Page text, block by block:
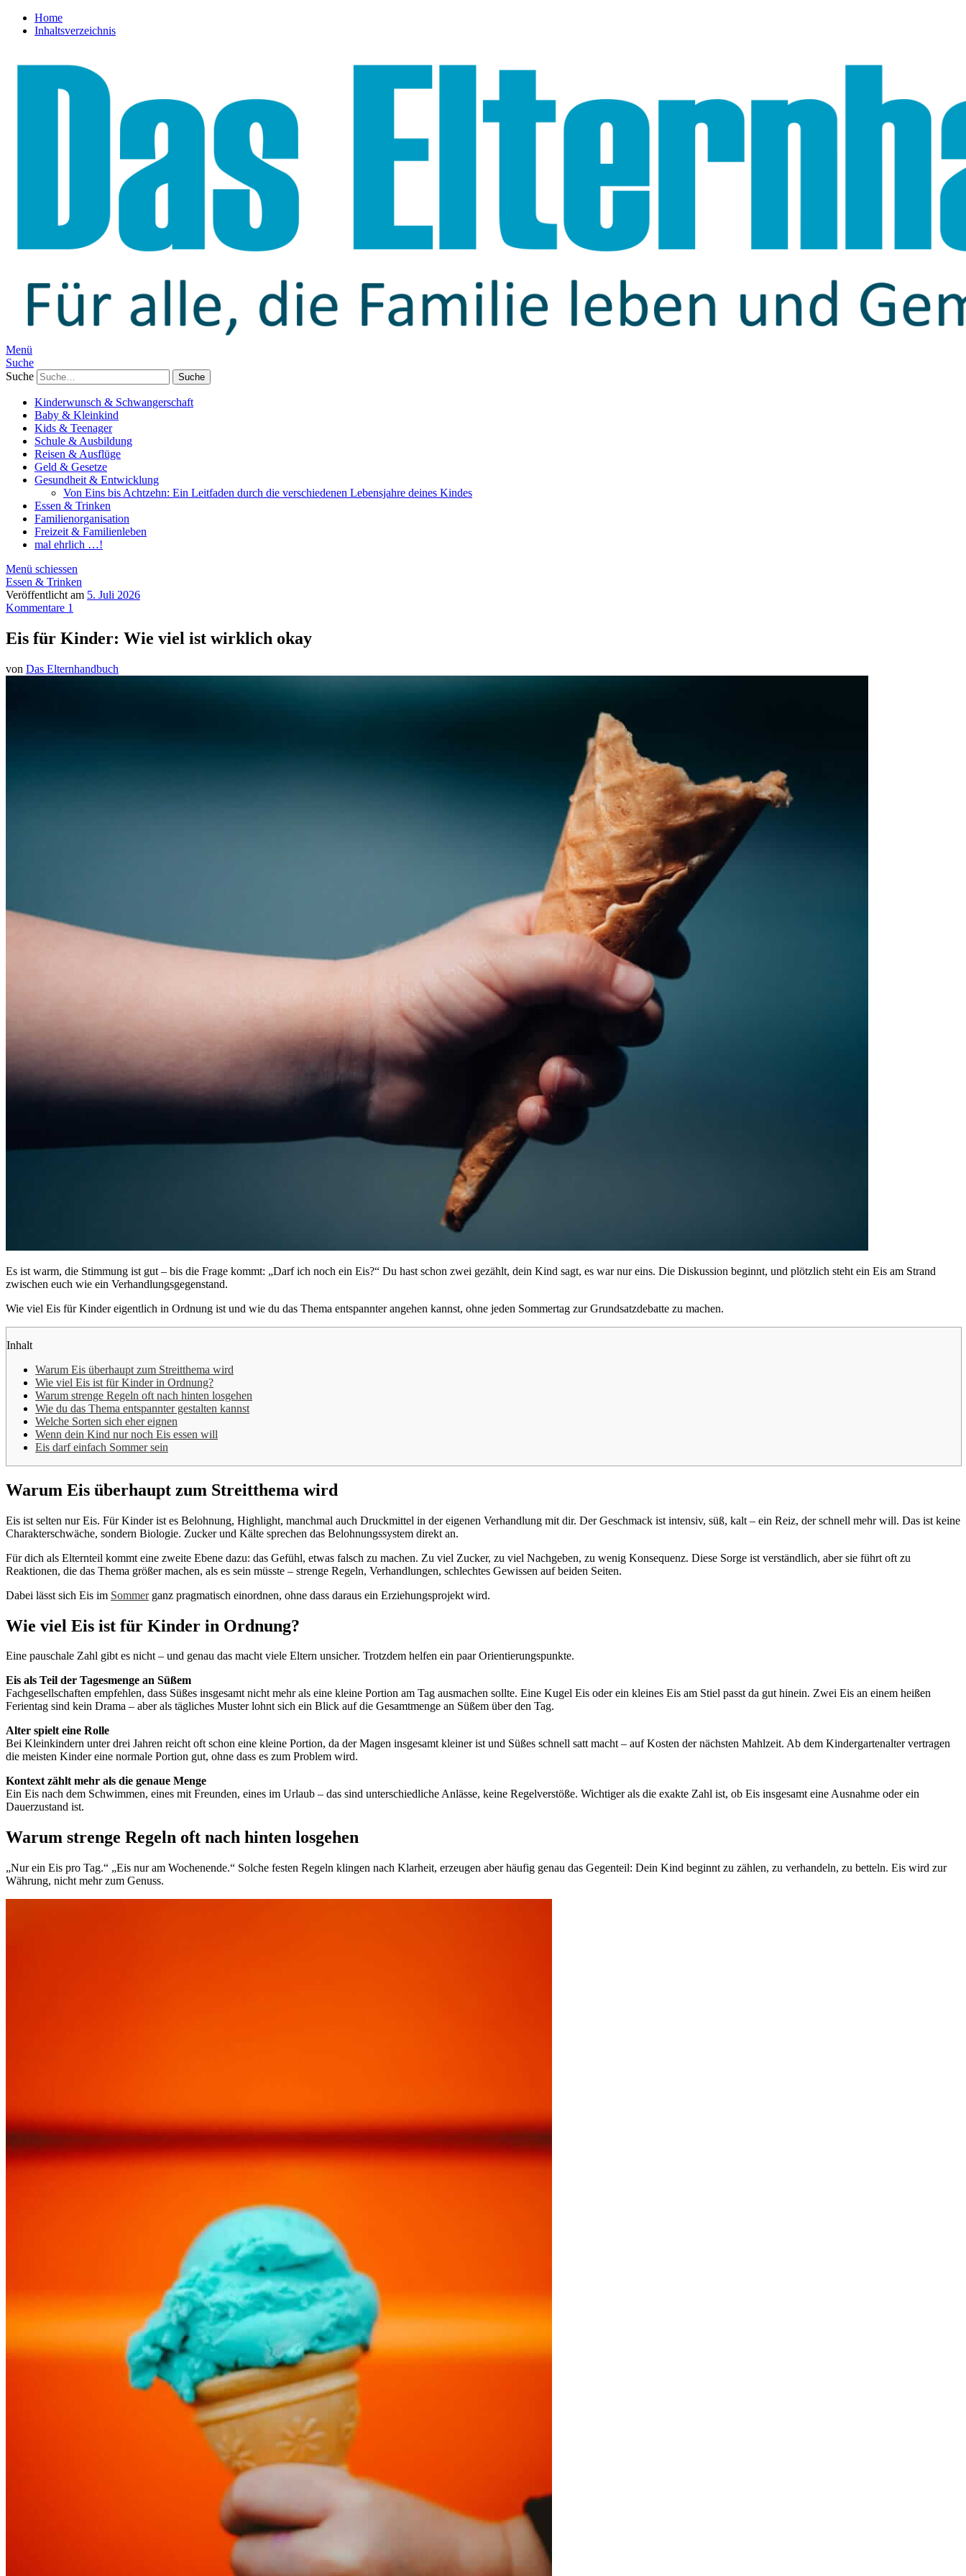
Home
Inhaltsverzeichnis
Menü
Suche
Suche
Kinderwunsch & Schwangerschaft
Baby & Kleinkind
Kids & Teenager
Schule & Ausbildung
Reisen & Ausflüge
Geld & Gesetze
Gesundheit & Entwicklung
Von Eins bis Achtzehn: Ein Leitfaden durch die verschiedenen Lebensjahre deines Kindes
Essen & Trinken
Familienorganisation
Freizeit & Familienleben
mal ehrlich …!
Menü schiessen
Essen & Trinken
Veröffentlicht am 5. Juli 2026
Kommentare 1
Eis für Kinder: Wie viel ist wirklich okay
von Das Elternhandbuch
Es ist warm, die Stimmung ist gut – bis die Frage kommt: „Darf ich noch ein Eis?“ Du hast schon zwei gezählt, dein Kind sagt, es war nur eins. Die Diskussion beginnt, und plötzlich steht ein Eis am Strand
zwischen euch wie ein Verhandlungsgegenstand.
Wie viel Eis für Kinder eigentlich in Ordnung ist und wie du das Thema entspannter angehen kannst, ohne jeden Sommertag zur Grundsatzdebatte zu machen.
Inhalt
Warum Eis überhaupt zum Streitthema wird
Wie viel Eis ist für Kinder in Ordnung?
Warum strenge Regeln oft nach hinten losgehen
Wie du das Thema entspannter gestalten kannst
Welche Sorten sich eher eignen
Wenn dein Kind nur noch Eis essen will
Eis darf einfach Sommer sein
Warum Eis überhaupt zum Streitthema wird
Eis ist selten nur Eis. Für Kinder ist es Belohnung, Highlight, manchmal auch Druckmittel in der eigenen Verhandlung mit dir. Der Geschmack ist intensiv, süß, kalt – ein Reiz, der schnell mehr will. Das ist keine
Charakterschwäche, sondern Biologie. Zucker und Kälte sprechen das Belohnungssystem direkt an.
Für dich als Elternteil kommt eine zweite Ebene dazu: das Gefühl, etwas falsch zu machen. Zu viel Zucker, zu viel Nachgeben, zu wenig Konsequenz. Diese Sorge ist verständlich, aber sie führt oft zu
Reaktionen, die das Thema größer machen, als es sein müsste – strenge Regeln, Verhandlungen, schlechtes Gewissen auf beiden Seiten.
Dabei lässt sich Eis im Sommerganz pragmatisch einordnen, ohne dass daraus ein Erziehungsprojekt wird.
Wie viel Eis ist für Kinder in Ordnung?
Eine pauschale Zahl gibt es nicht – und genau das macht viele Eltern unsicher. Trotzdem helfen ein paar Orientierungspunkte.
Eis als Teil der Tagesmenge an Süßem
Fachgesellschaften empfehlen, dass Süßes insgesamt nicht mehr als eine kleine Portion am Tag ausmachen sollte. Eine Kugel Eis oder ein kleines Eis am Stiel passt da gut hinein. Zwei Eis an einem heißen
Ferientag sind kein Drama – aber als tägliches Muster lohnt sich ein Blick auf die Gesamtmenge an Süßem über den Tag.
Alter spielt eine Rolle
Bei Kleinkindern unter drei Jahren reicht oft schon eine kleine Portion, da der Magen insgesamt kleiner ist und Süßes schnell satt macht – auf Kosten der nächsten Mahlzeit. Ab dem Kindergartenalter vertragen
die meisten Kinder eine normale Portion gut, ohne dass es zum Problem wird.
Kontext zählt mehr als die genaue Menge
Ein Eis nach dem Schwimmen, eines mit Freunden, eines im Urlaub – das sind unterschiedliche Anlässe, keine Regelverstöße. Wichtiger als die exakte Zahl ist, ob Eis insgesamt eine Ausnahme oder ein
Dauerzustand ist.
Warum strenge Regeln oft nach hinten losgehen
„Nur ein Eis pro Tag.“ „Eis nur am Wochenende.“ Solche festen Regeln klingen nach Klarheit, erzeugen aber häufig genau das Gegenteil: Dein Kind beginnt zu zählen, zu verhandeln, zu betteln. Eis wird zur
Währung, nicht mehr zum Genuss.